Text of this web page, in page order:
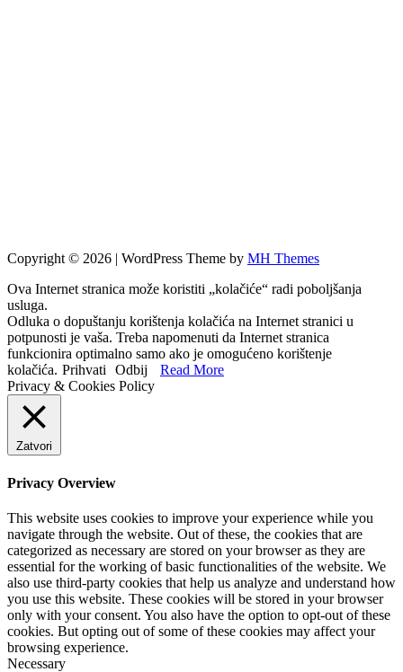
Copyright © 2026 | WordPress Theme by MH Themes
Ova Internet stranica može koristiti „kolačiće“ radi poboljšanja
usluga.
Odluka o dopuštanju korištenja kolačića na Internet stranici u
potpunosti je vaša. Treba napomenuti da Internet stranica
funkcionira optimalno samo ako je omogućeno korištenje
kolačića. Prihvati Odbij
Read More
Privacy & Cookies Policy
Zatvori
Privacy Overview
This website uses cookies to improve your experience while you
navigate through the website. Out of these, the cookies that are
categorized as necessary are stored on your browser as they are
essential for the working of basic functionalities of the website. We
also use third-party cookies that help us analyze and understand how
you use this website. These cookies will be stored in your browser
only with your consent. You also have the option to opt-out of these
cookies. But opting out of some of these cookies may affect your
browsing experience.
Necessary